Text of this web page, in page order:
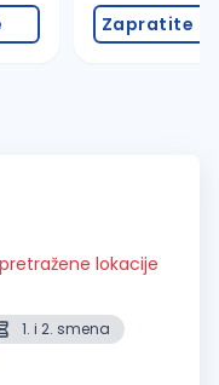
Zapratite
lokacije
1. i 2. smena